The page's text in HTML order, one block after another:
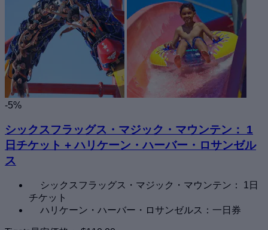
-5%
シックスフラッグス・マジック・マウンテン： 1
日チケット + ハリケーン・ハーバー・ロサンゼル
ス
シックスフラッグス・マジック・マウンテン： 1日
チケット
ハリケーン・ハーバー・ロサンゼルス：一日券